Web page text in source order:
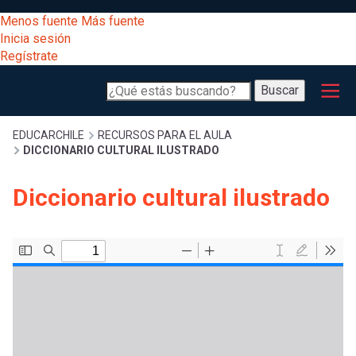
al
contenido
principal
[Educarchile
Escritorio]
Menú
a
Menos fuente Más fuente
Inicia sesión
Regístrate
Buscar
Buscar
Menú
principal
Desarrollo
Expand
Gestión
Expand
Comunidad
Exploración
Sobrescribir
enlaces
de
EDUCARCHILE
RECURSOS PARA EL AULA
DICCIONARIO CULTURAL ILUSTRADO
Diccionario cultural ilustrado
Inicia sesión.